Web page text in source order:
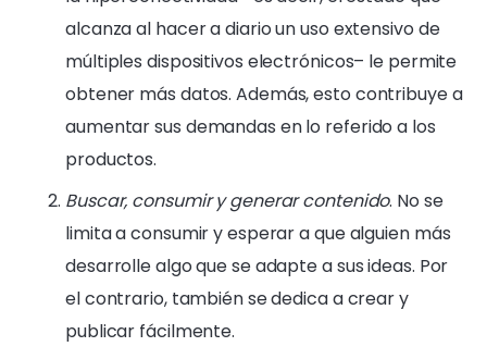
alcanza al hacer a diario un uso extensivo de
múltiples dispositivos electrónicos– le permite
obtener más datos. Además, esto contribuye a
aumentar sus demandas en lo referido a los
productos.
Buscar, consumir y generar contenido. No se
limita a consumir y esperar a que alguien más
desarrolle algo que se adapte a sus ideas. Por
el contrario, también se dedica a crear y
publicar fácilmente.